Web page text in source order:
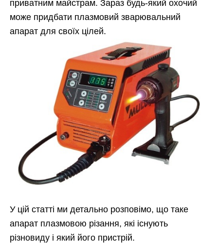
приватним майстрам. Зараз будь-який охочий
може придбати плазмовий зварювальний
апарат для своїх цілей.
У цій статті ми детально розповімо, що таке
апарат плазмовою різання, які існують
різновиду і який його пристрій.